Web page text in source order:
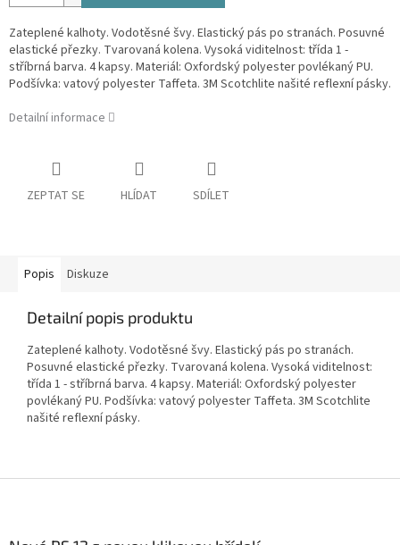
Zateplené kalhoty. Vodotěsné švy. Elastický pás po stranách. Posuvné
elastické přezky. Tvarovaná kolena. Vysoká viditelnost: třída 1 -
stříbrná barva. 4 kapsy. Materiál: Oxfordský polyester povlékaný PU.
Podšívka: vatový polyester Taffeta. 3M Scotchlite našité reflexní pásky.
Detailní informace
ZEPTAT SE HLÍDAT SDÍLET
Popis Diskuze
Detailní popis produktu
Zateplené kalhoty. Vodotěsné švy. Elastický pás po stranách.
Posuvné elastické přezky. Tvarovaná kolena. Vysoká viditelnost:
třída 1 - stříbrná barva. 4 kapsy. Materiál: Oxfordský polyester
povlékaný PU. Podšívka: vatový polyester Taffeta. 3M Scotchlite
našité reflexní pásky.